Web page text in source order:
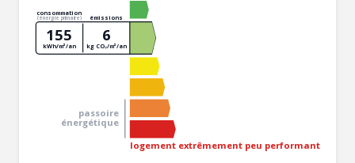
logement extrêmement peu performant
passoire
énergétique
consommation
(énergie primaire) émissions
155
kWh/m²/an
6
kg CO₂/m²/an